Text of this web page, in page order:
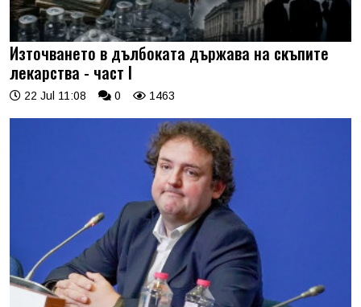
Източването в дълбоката държава на скъпите
лекарства - част I
22 Jul 11:08 0 1463